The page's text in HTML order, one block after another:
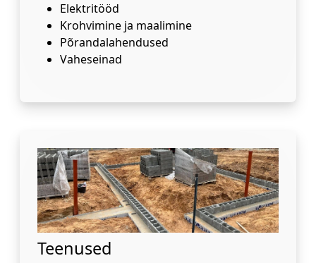
Elektritööd
Krohvimine ja maalimine
Põrandalahendused
Vaheseinad
Teenused